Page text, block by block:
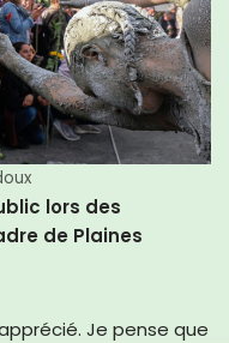
lors des
de Plaines
Je pense que